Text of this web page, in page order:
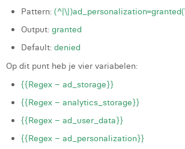
Pattern:
Output: granted
Default: denied
Op dit punt heb je vier variabelen:
{{Regex – ad_storage}}
{{Regex – analytics_storage}}
{{Regex – ad_user_data}}
{{Regex – ad_personalization}}